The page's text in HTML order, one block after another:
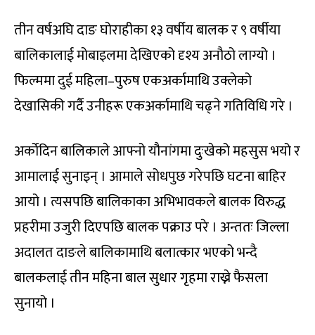
तीन वर्षअघि दाङ घोराहीका १३ वर्षीय बालक र ९ वर्षीया
बालिकालाई मोबाइलमा देखिएको दृश्य अनौठो लाग्यो ।
फिल्ममा दुई महिला–पुरुष एकअर्कामाथि उक्लेको
देखासिकी गर्दै उनीहरू एकअर्कामाथि चढ्ने गतिविधि गरे ।
अर्काेदिन बालिकाले आफ्नो यौनांगमा दुःखेको महसुस भयो र
आमालाई सुनाइन् । आमाले सोधपुछ गरेपछि घटना बाहिर
आयो । त्यसपछि बालिकाका अभिभावकले बालक विरुद्ध
प्रहरीमा उजुरी दिएपछि बालक पक्राउ परे । अन्ततः जिल्ला
अदालत दाङले बालिकामाथि बलात्कार भएको भन्दै
बालकलाई तीन महिना बाल सुधार गृहमा राख्ने फैसला
सुनायो ।